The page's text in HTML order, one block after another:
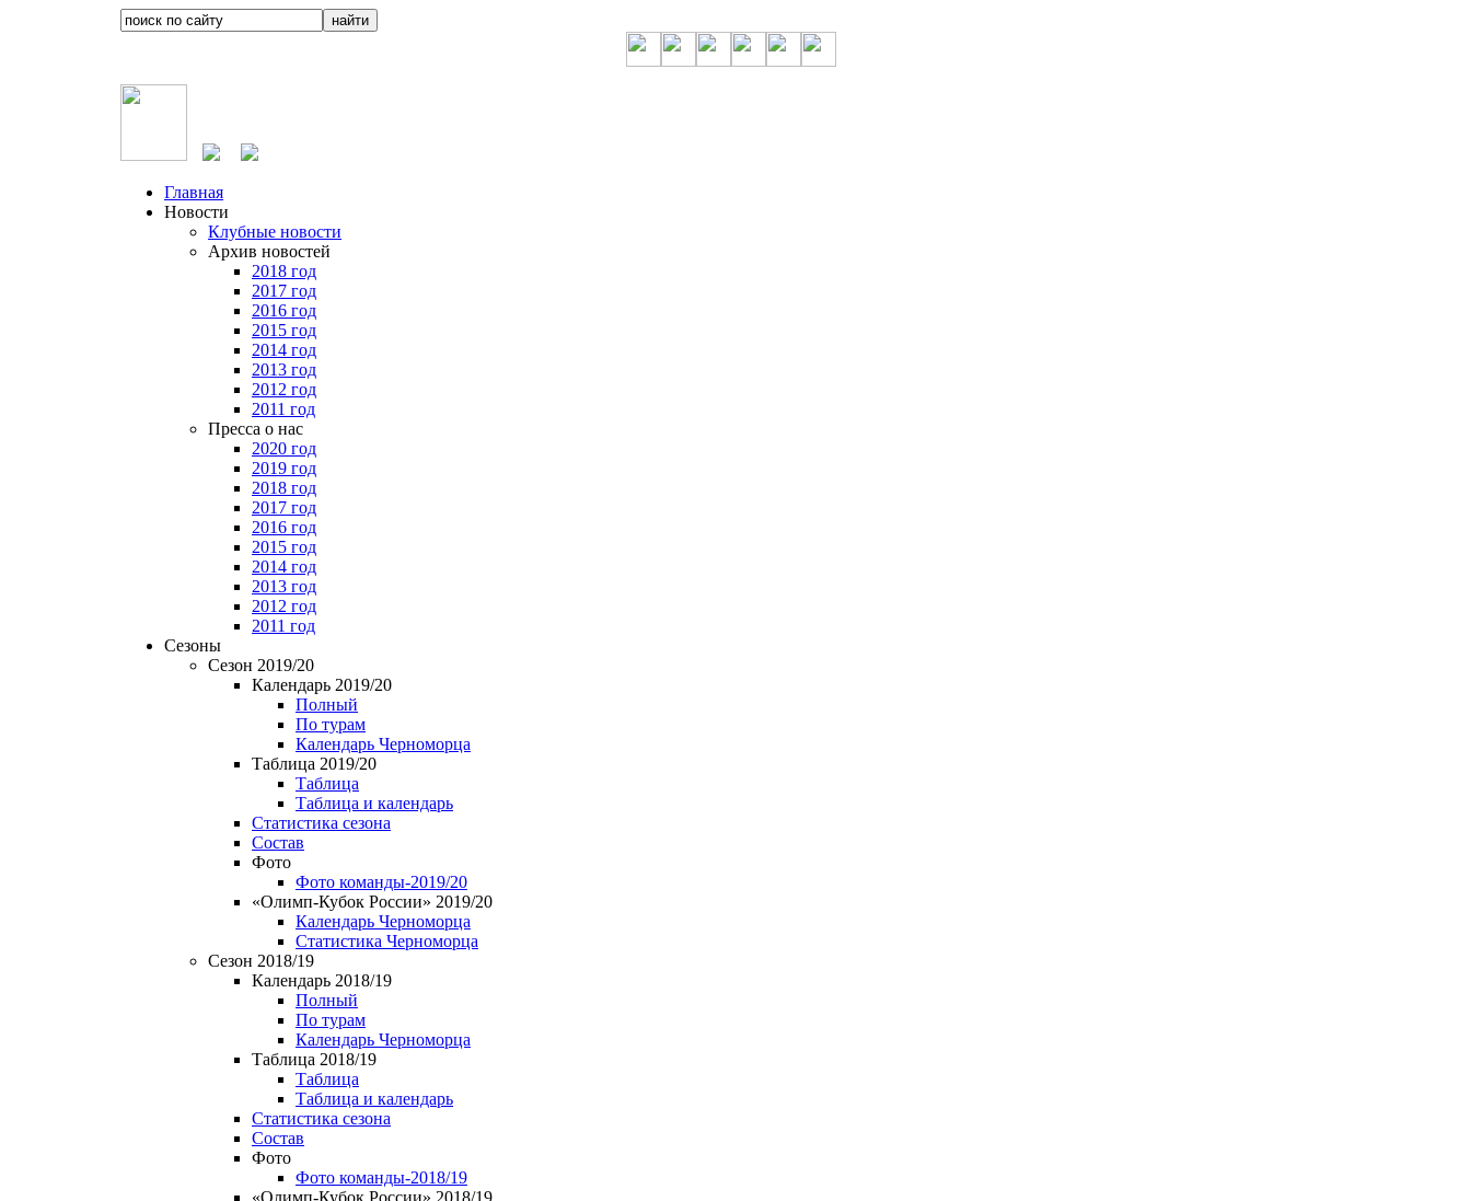
Главная
Новости
Клубные новости
Архив новостей
2018 год
2017 год
2016 год
2015 год
2014 год
2013 год
2012 год
2011 год
Пресса о нас
2020 год
2019 год
2018 год
2017 год
2016 год
2015 год
2014 год
2013 год
2012 год
2011 год
Сезоны
Сезон 2019/20
Календарь 2019/20
Полный
По турам
Календарь Черноморца
Таблица 2019/20
Таблица
Таблица и календарь
Статистика сезона
Состав
Фото
Фото команды-2019/20
«Олимп-Кубок России» 2019/20
Календарь Черноморца
Статистика Черноморца
Сезон 2018/19
Календарь 2018/19
Полный
По турам
Календарь Черноморца
Таблица 2018/19
Таблица
Таблица и календарь
Статистика сезона
Состав
Фото
Фото команды-2018/19
«Олимп-Кубок России» 2018/19